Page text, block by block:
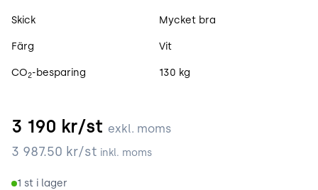
Skick Mycket bra
Färg Vit
CO2-besparing 130 kg
3 190 kr/st exkl. moms
3 987.50 kr/st inkl. moms
1 st i lager